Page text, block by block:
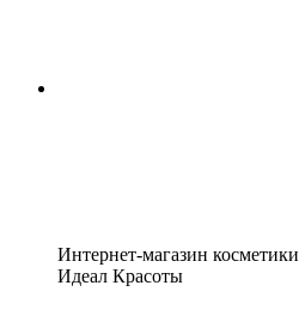
Интернет-магазин косметики
Идеал Красоты